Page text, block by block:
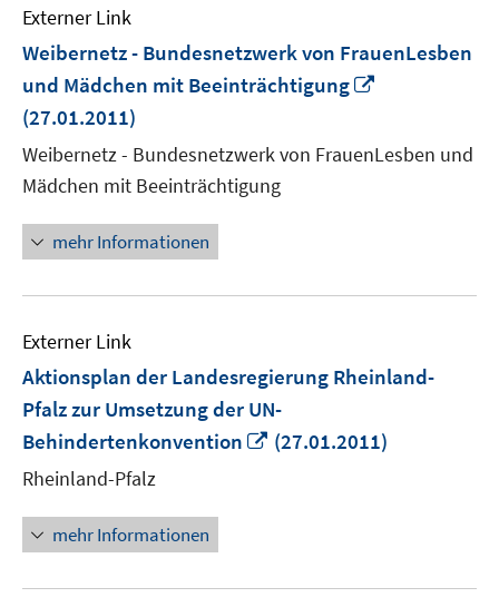
Externer Link
Weibernetz - Bundesnetzwerk von FrauenLesben
und Mädchen mit Beeinträchtigung
öffnen
(27.01.2011)
Weibernetz - Bundesnetzwerk von FrauenLesben und
Mädchen mit Beeinträchtigung
mehr Informationen
Externer Link
Aktionsplan der Landesregierung Rheinland-
Pfalz zur Umsetzung der UN-
Behindertenkonvention
In
(27.01.2011)
Rheinland-Pfalz
mehr Informationen